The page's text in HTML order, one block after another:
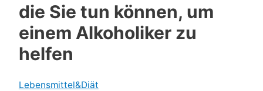
die Sie tun können, um
einem Alkoholiker zu
helfen
Lebensmittel&Diät